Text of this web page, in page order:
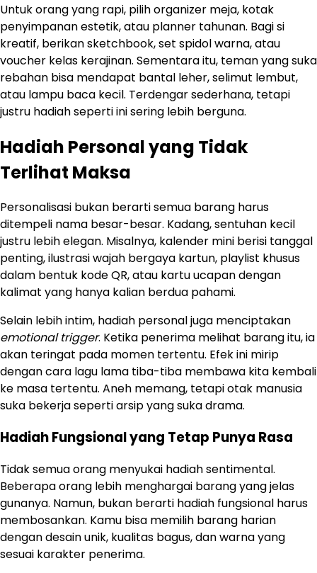
Untuk orang yang rapi, pilih organizer meja, kotak
penyimpanan estetik, atau planner tahunan. Bagi si
kreatif, berikan sketchbook, set spidol warna, atau
voucher kelas kerajinan. Sementara itu, teman yang suka
rebahan bisa mendapat bantal leher, selimut lembut,
atau lampu baca kecil. Terdengar sederhana, tetapi
justru hadiah seperti ini sering lebih berguna.
Hadiah Personal yang Tidak
Terlihat Maksa
Personalisasi bukan berarti semua barang harus
ditempeli nama besar-besar. Kadang, sentuhan kecil
justru lebih elegan. Misalnya, kalender mini berisi tanggal
penting, ilustrasi wajah bergaya kartun, playlist khusus
dalam bentuk kode QR, atau kartu ucapan dengan
kalimat yang hanya kalian berdua pahami.
Selain lebih intim, hadiah personal juga menciptakan
emotional trigger. Ketika penerima melihat barang itu, ia
akan teringat pada momen tertentu. Efek ini mirip
dengan cara lagu lama tiba-tiba membawa kita kembali
ke masa tertentu. Aneh memang, tetapi otak manusia
suka bekerja seperti arsip yang suka drama.
Hadiah Fungsional yang Tetap Punya Rasa
Tidak semua orang menyukai hadiah sentimental.
Beberapa orang lebih menghargai barang yang jelas
gunanya. Namun, bukan berarti hadiah fungsional harus
membosankan. Kamu bisa memilih barang harian
dengan desain unik, kualitas bagus, dan warna yang
sesuai karakter penerima.